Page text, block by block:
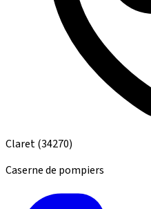
Claret(34270)
Caserne de pompiers